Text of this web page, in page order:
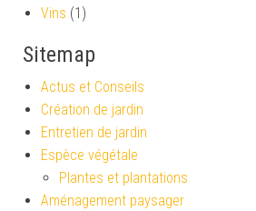
Vins (1)
Sitemap
Actus et Conseils
Création de jardin
Entretien de jardin
Espèce végétale
Plantes et plantations
Aménagement paysager